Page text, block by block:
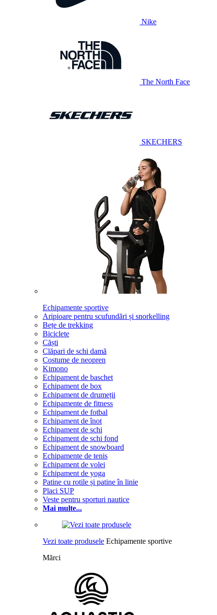
Nike
The North Face
SKECHERS
Echipamente sportive
Aripioare pentru scufundări și snorkelling
Bețe de trekking
Biciclete
Căști
Clăpari de schi damă
Costume de neopren
Kimono
Echipament de baschet
Echipament de box
Echipament de drumeții
Echipamente de fitness
Echipament de fotbal
Echipament de înot
Echipament de schi
Echipament de schi fond
Echipament de snowboard
Echipamente de tenis
Echipament de volei
Echipament de yoga
Patine cu rotile și patine în linie
Placi SUP
Veste pentru sporturi nautice
Mai multe...
Vezi toate produsele Echipamente sportive
Mărci